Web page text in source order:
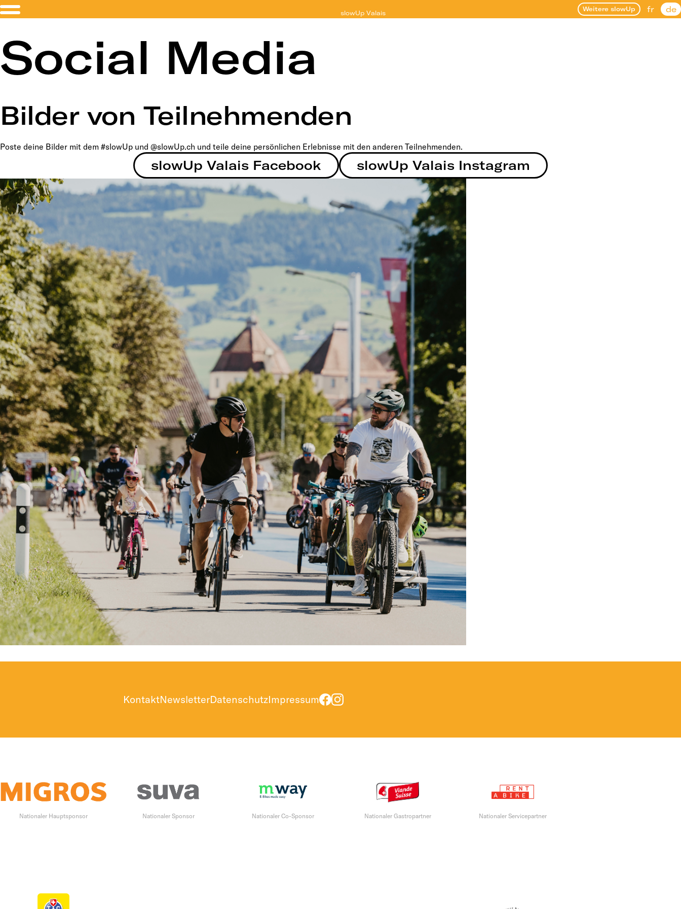
slowUp Valais
Weitere slowUp fr de
Social Media
Bilder von Teilnehmenden
Poste deine Bilder mit dem #slowUp und @slowUp.ch und teile deine persönlichen Erlebnisse mit den anderen Teilnehmenden.
slowUp Valais Facebook slowUp Valais Instagram
KontaktNewsletterDatenschutzImpressum
Nationaler Hauptsponsor Nationaler Sponsor Nationaler Co-Sponsor Nationaler Gastropartner Nationaler Servicepartner